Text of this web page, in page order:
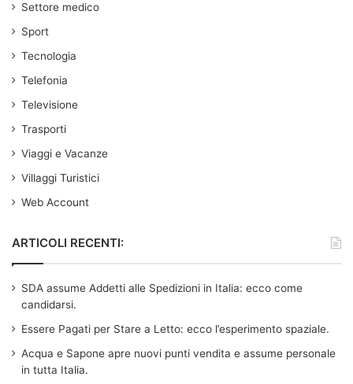
Settore medico
Sport
Tecnologia
Telefonia
Televisione
Trasporti
Viaggi e Vacanze
Villaggi Turistici
Web Account
ARTICOLI RECENTI:
SDA assume Addetti alle Spedizioni in Italia: ecco come
candidarsi.
Essere Pagati per Stare a Letto: ecco l’esperimento spaziale.
Acqua e Sapone apre nuovi punti vendita e assume personale
in tutta Italia.